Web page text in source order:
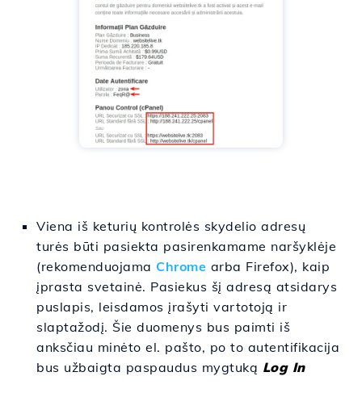
Viena iš keturių kontrolės skydelio adresų
turės būti pasiekta pasirenkamame naršyklėje
(rekomenduojama Chrome arba Firefox), kaip
įprasta svetainė. Pasiekus šį adresą atsidarys
puslapis, leisdamos įrašyti vartotoją ir
slaptažodį. Šie duomenys bus paimti iš
anksčiau minėto el. pašto, po to autentifikacija
bus užbaigta paspaudus mygtuką Log In